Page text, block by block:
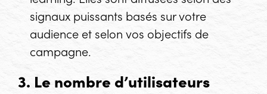
signaux puissants basés sur votre
audience et selon vos objectifs de
campagne.
3. Le nombre d’utilisateurs